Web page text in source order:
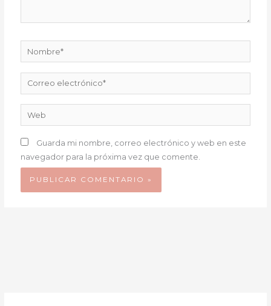
Nombre*
Correo
electrónico*
Web
Guarda mi nombre, correo electrónico y web en este
navegador para la próxima vez que comente.